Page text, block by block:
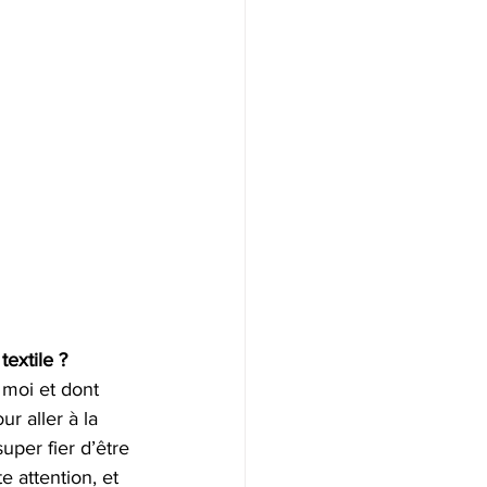
?
et dont
aller à la
fier d’être
attention, et